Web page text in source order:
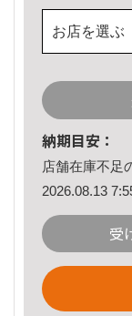
お店を選ぶ
納期目安：
店舗在庫不足
2026.08.13
受